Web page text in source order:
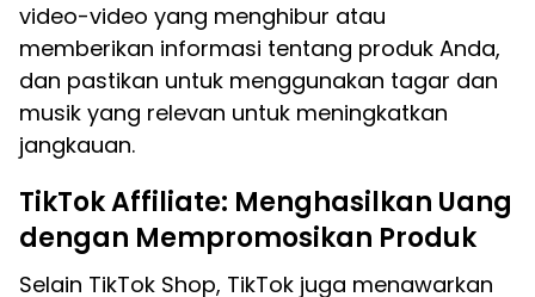
video-video yang menghibur atau
memberikan informasi tentang produk Anda,
dan pastikan untuk menggunakan tagar dan
musik yang relevan untuk meningkatkan
jangkauan.
TikTok Affiliate: Menghasilkan Uang
dengan Mempromosikan Produk
Selain TikTok Shop, TikTok juga menawarkan